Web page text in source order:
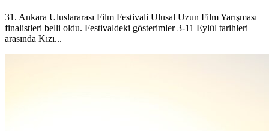
31. Ankara Uluslararası Film Festivali Ulusal Uzun Film Yarışması
finalistleri belli oldu. Festivaldeki gösterimler 3-11 Eylül tarihleri
arasında Kızı...